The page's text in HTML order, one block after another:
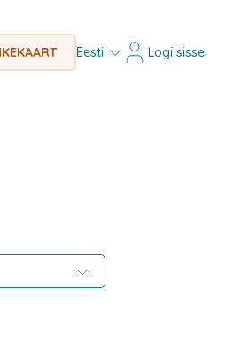
Eesti Logi sisse